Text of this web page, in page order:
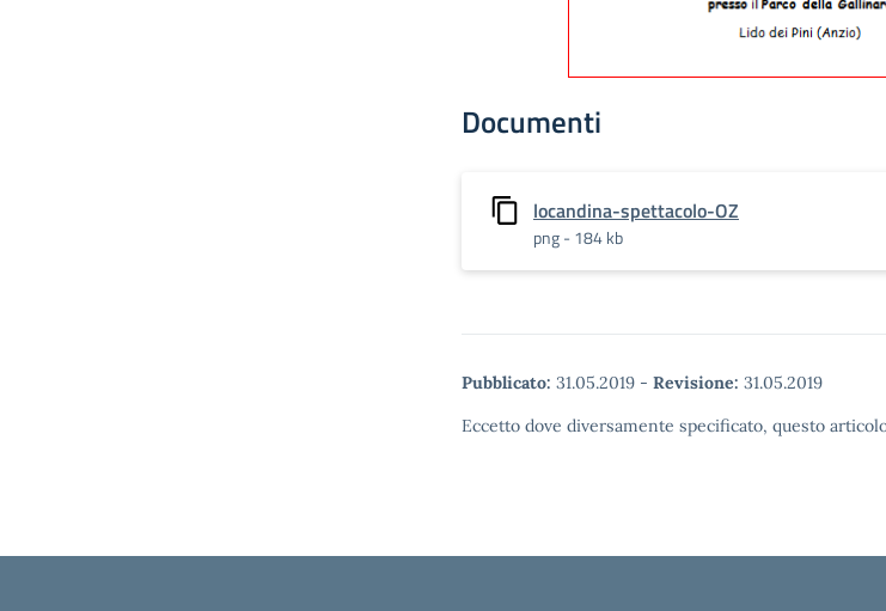
Documenti
locandina-spettacolo-OZ
png - 184 kb
Pubblicato: 31.05.2019 - Revisione: 31.05.2019
Eccetto dove diversamente specificato, questo